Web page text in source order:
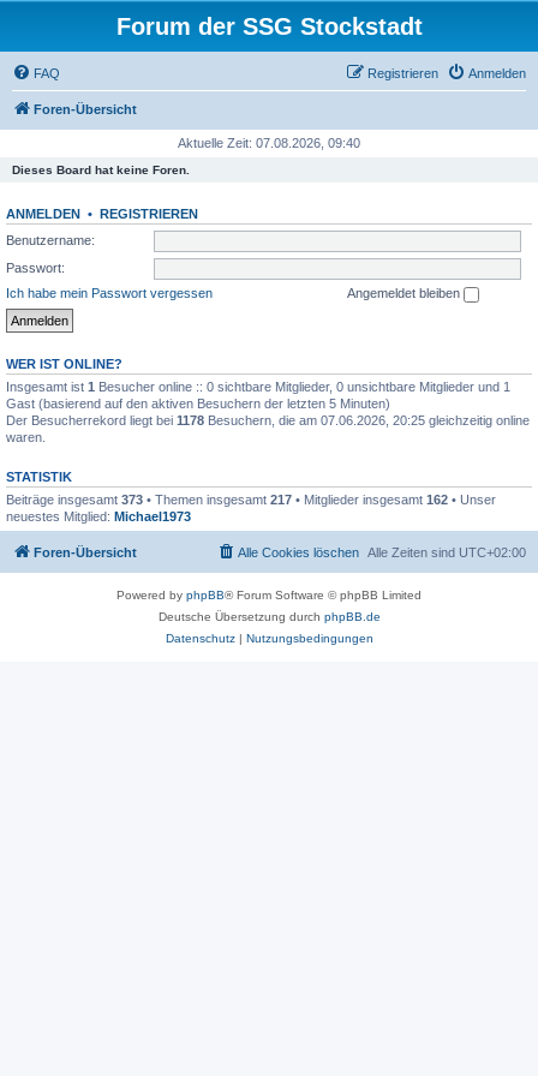
Forum der SSG Stockstadt
FAQ Anmelden
Registrieren
Foren-Übersicht
Aktuelle Zeit: 07.08.2026, 09:40
Dieses Board hat keine Foren.
ANMELDEN • REGISTRIEREN
Benutzername:
Passwort:
Ich habe mein Passwort vergessen
Angemeldet bleiben
WER IST ONLINE?
Insgesamt ist 1 Besucher online :: 0 sichtbare Mitglieder, 0 unsichtbare Mitglieder und 1
Gast (basierend auf den aktiven Besuchern der letzten 5 Minuten)
Der Besucherrekord liegt bei 1178 Besuchern, die am 07.06.2026, 20:25 gleichzeitig online
waren.
STATISTIK
Beiträge insgesamt 373 • Themen insgesamt 217 • Mitglieder insgesamt 162 • Unser
neuestes Mitglied: Michael1973
Foren-Übersicht Alle Zeiten sind UTC+02:00
Alle Cookies löschen
Powered by phpBB® Forum Software © phpBB Limited
Deutsche Übersetzung durch phpBB.de
Datenschutz| Nutzungsbedingungen